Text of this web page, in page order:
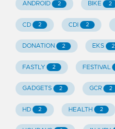
ANDROID 2 BIKE 2
CD 2 CDI 2
DONATION 2 EKS 2
FASTLY 2 FESTIVAL
GADGETS 2 GCR 2
HD 2 HEALTH 2